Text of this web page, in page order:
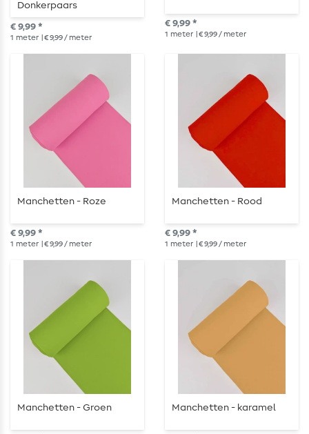
Donkerpaars
€ 9,99 *
1 meter | € 9,99 / meter
€ 9,99 *
1 meter | € 9,99 / meter
Manchetten - Roze
€ 9,99 *
1 meter | € 9,99 / meter
Manchetten - Rood
€ 9,99 *
1 meter | € 9,99 / meter
Manchetten - Groen Manchetten - karamel